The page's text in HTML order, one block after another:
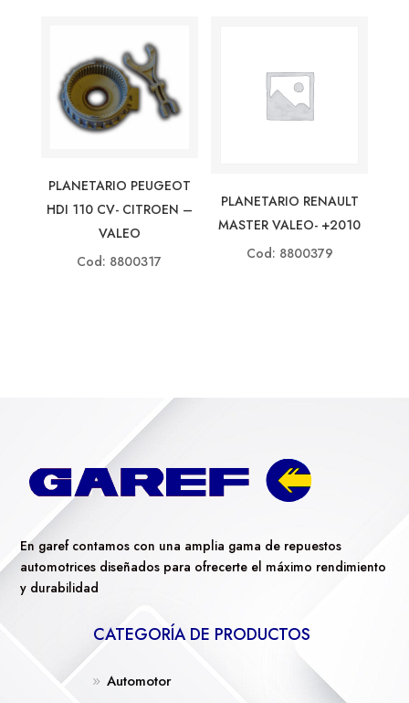
PLANETARIO PEUGEOT
HDI 110 CV- CITROEN –
VALEO
Cod: 8800317
PLANETARIO RENAULT
MASTER VALEO- +2010
Cod: 8800379
En garef contamos con una amplia gama de repuestos
automotrices diseñados para ofrecerte el máximo rendimiento
y durabilidad
CATEGORÍA DE PRODUCTOS
Automotor